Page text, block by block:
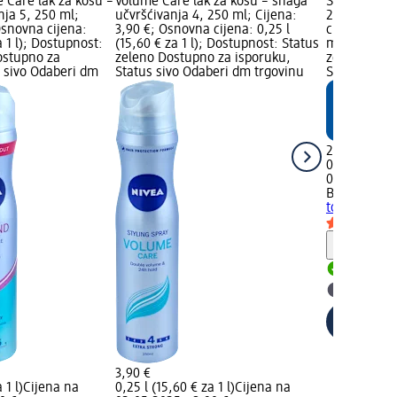
5, 250 ml;
cijena:
1 l); Dostupnost:
za
Odaberi dm
1 l)Cijena na
učvršćivanja 4, 250 ml; Cijena:
3,90 €; Osnovna cijena: 0,25 l
(15,60 € za 1 l); Dostupnost: Status
zeleno Dostupno za isporuku,
Status sivo Odaberi dm trgovinu
3,90 €
0,25 l (15,60 € za 1 l)Cijena na
200 ml;
cijena: 0,2 l
marka
zeleno
Status sivo
2,25 €
0,2 l (11,25
Balea
topline,